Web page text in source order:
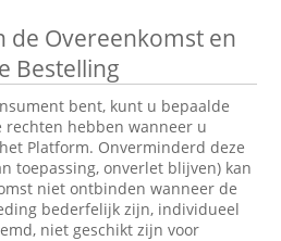
de Overeenkomst en
Bestelling
bent, kunt u bepaalde
hebben wanneer u
Platform. Onverminderd deze
toepassing, onverlet blijven) kan
niet ontbinden wanneer de
bederfelijk zijn, individueel
niet geschikt zijn voor